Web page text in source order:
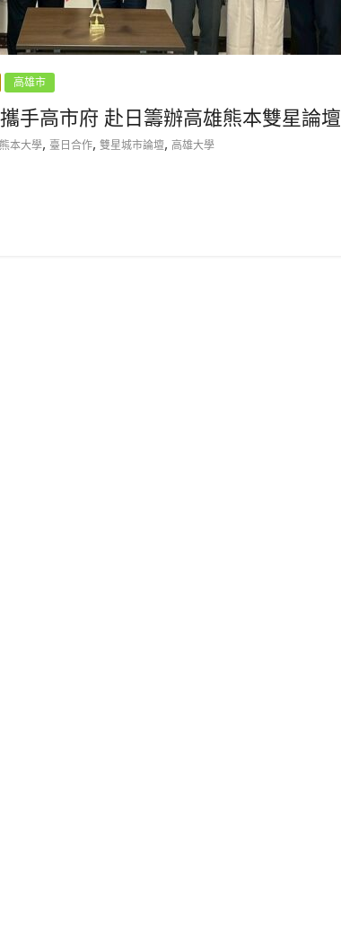
高雄市
手高市府 赴日籌辦高雄熊本雙星論壇
熊本大學, 臺日合作, 雙星城市論壇, 高雄大學